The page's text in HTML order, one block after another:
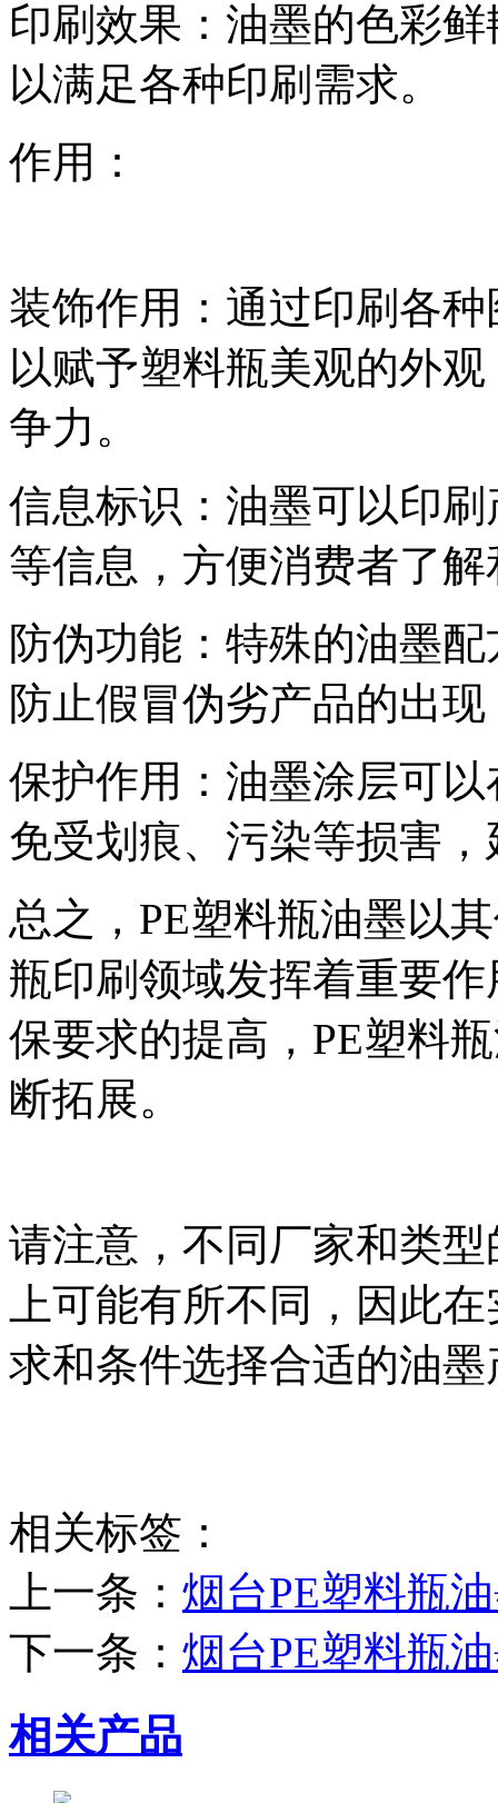
印刷效果：油墨的色彩
以满足各种印刷需求。
作用：
装饰作用：通过印刷各
以赋予塑料瓶美观的外
争力。
信息标识：油墨可以印
等信息，方便消费者了
防伪功能：特殊的油墨
防止假冒伪劣产品的出
保护作用：油墨涂层可
免受划痕、污染等损害
总之，PE塑料瓶油墨以
瓶印刷领域发挥着重要
保要求的提高，PE塑料
断拓展。
请注意，不同厂家和类
上可能有所不同，因此
求和条件选择合适的油墨
相关标签：
上一条： 烟台PE塑料瓶
下一条： 烟台PE塑料瓶
相关产品